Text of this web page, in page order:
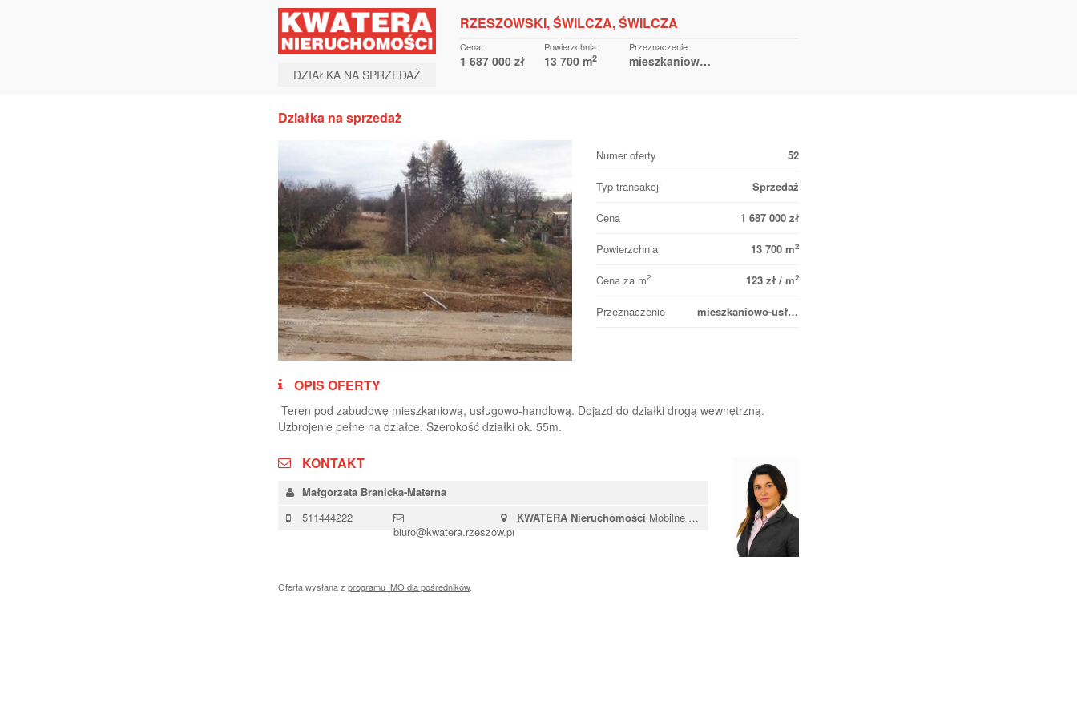
DZIAŁKA NA SPRZEDAŻ
RZESZOWSKI, ŚWILCZA, ŚWILCZA
Cena:
1 687 000 zł
Powierzchnia:
13 700 m2
Przeznaczenie:
mieszkaniowo-usługowe
Działka na sprzedaż
Numer oferty 52
Typ transakcji Sprzedaż
Cena 1 687 000 zł
Powierzchnia 13 700 m2
Cena za m2 123 zł / m2
Przeznaczenie mieszkaniowo-usługowe
OPIS OFERTY
Teren pod zabudowę mieszkaniową, usługowo-handlową. Dojazd do działki drogą wewnętrzną.
Uzbrojenie pełne na działce. Szerokość działki ok. 55m.
KONTAKT
Małgorzata Branicka-Materna
511444222
biuro@kwatera.rzeszow.pl
KWATERA Nieruchomości Mobilne biuro nieruchomości, - dojazd agenta do klienta
Oferta wysłana z programu IMO dla pośredników.